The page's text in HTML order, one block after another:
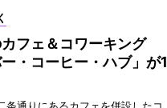
フェ＆コワーキング
ー・コーヒー・ハブ」が1